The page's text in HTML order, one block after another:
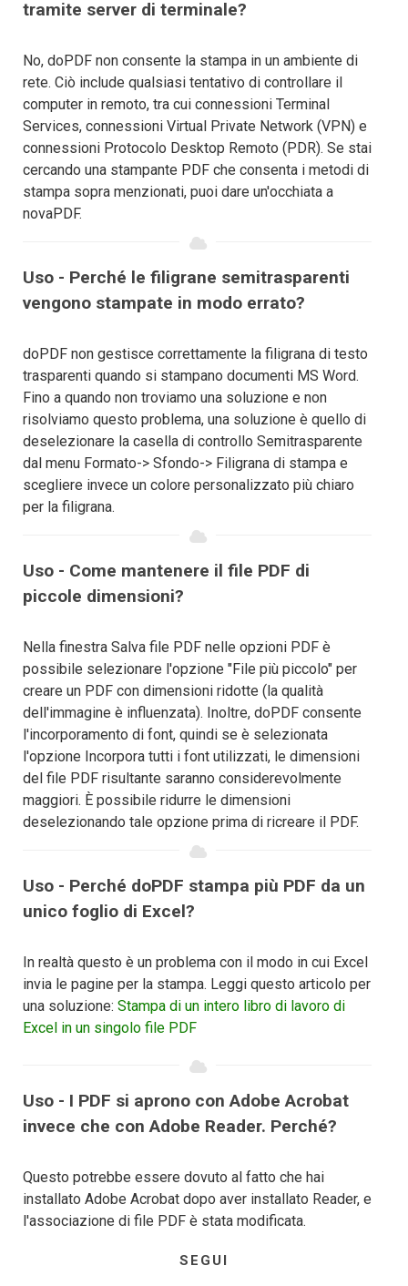
tramite server di terminale?
No, doPDF non consente la stampa in un ambiente di
rete. Ciò include qualsiasi tentativo di controllare il
computer in remoto, tra cui connessioni Terminal
Services, connessioni Virtual Private Network (VPN) e
connessioni Protocolo Desktop Remoto (PDR). Se stai
cercando una stampante PDF che consenta i metodi di
stampa sopra menzionati, puoi dare un'occhiata a
novaPDF.
Uso - Perché le filigrane semitrasparenti
vengono stampate in modo errato?
doPDF non gestisce correttamente la filigrana di testo
trasparenti quando si stampano documenti MS Word.
Fino a quando non troviamo una soluzione e non
risolviamo questo problema, una soluzione è quello di
deselezionare la casella di controllo Semitrasparente
dal menu Formato-> Sfondo-> Filigrana di stampa e
scegliere invece un colore personalizzato più chiaro
per la filigrana.
Uso - Come mantenere il file PDF di
piccole dimensioni?
Nella finestra Salva file PDF nelle opzioni PDF è
possibile selezionare l'opzione "File più piccolo" per
creare un PDF con dimensioni ridotte (la qualità
dell'immagine è influenzata). Inoltre, doPDF consente
l'incorporamento di font, quindi se è selezionata
l'opzione Incorpora tutti i font utilizzati, le dimensioni
del file PDF risultante saranno considerevolmente
maggiori. È possibile ridurre le dimensioni
deselezionando tale opzione prima di ricreare il PDF.
Uso - Perché doPDF stampa più PDF da un
unico foglio di Excel?
In realtà questo è un problema con il modo in cui Excel
invia le pagine per la stampa. Leggi questo articolo per
una soluzione: Stampa di un intero libro di lavoro di
Excel in un singolo file PDF
Uso - I PDF si aprono con Adobe Acrobat
invece che con Adobe Reader. Perché?
Questo potrebbe essere dovuto al fatto che hai
installato Adobe Acrobat dopo aver installato Reader, e
l'associazione di file PDF è stata modificata.
SEGUI